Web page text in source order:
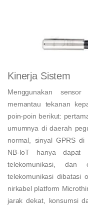
Kinerja Sistem
Menggunakan
memantau tekanan
poin-poin berikut:
umumnya di daerah
normal, sinyal GPRS di
NB-IoT hanya dapat
telekomunikasi, dan
telekomunikasi dibatasi
nirkabel platform
jarak dekat, konsumsi